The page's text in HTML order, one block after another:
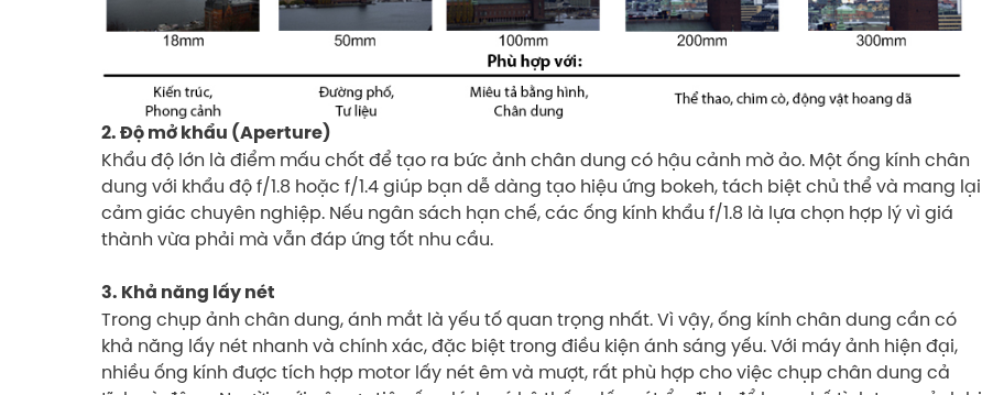
2. Độ mở khẩu (Aperture)
Khẩu độ lớn là điểm mấu chốt để tạo ra bức ảnh chân dung có hậu cảnh mờ ảo. Một ống kính chân
dung với khẩu độ f/1.8 hoặc f/1.4 giúp bạn dễ dàng tạo hiệu ứng bokeh, tách biệt chủ thể và mang lại
cảm giác chuyên nghiệp. Nếu ngân sách hạn chế, các ống kính khẩu f/1.8 là lựa chọn hợp lý vì giá
thành vừa phải mà vẫn đáp ứng tốt nhu cầu.
3. Khả năng lấy nét
Trong chụp ảnh chân dung, ánh mắt là yếu tố quan trọng nhất. Vì vậy, ống kính chân dung cần có
khả năng lấy nét nhanh và chính xác, đặc biệt trong điều kiện ánh sáng yếu. Với máy ảnh hiện đại,
nhiều ống kính được tích hợp motor lấy nét êm và mượt, rất phù hợp cho việc chụp chân dung cả